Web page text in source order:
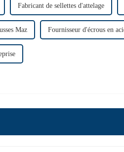
Fabricant de sellettes d'attelage
Maz Fournisseur d'écrous en